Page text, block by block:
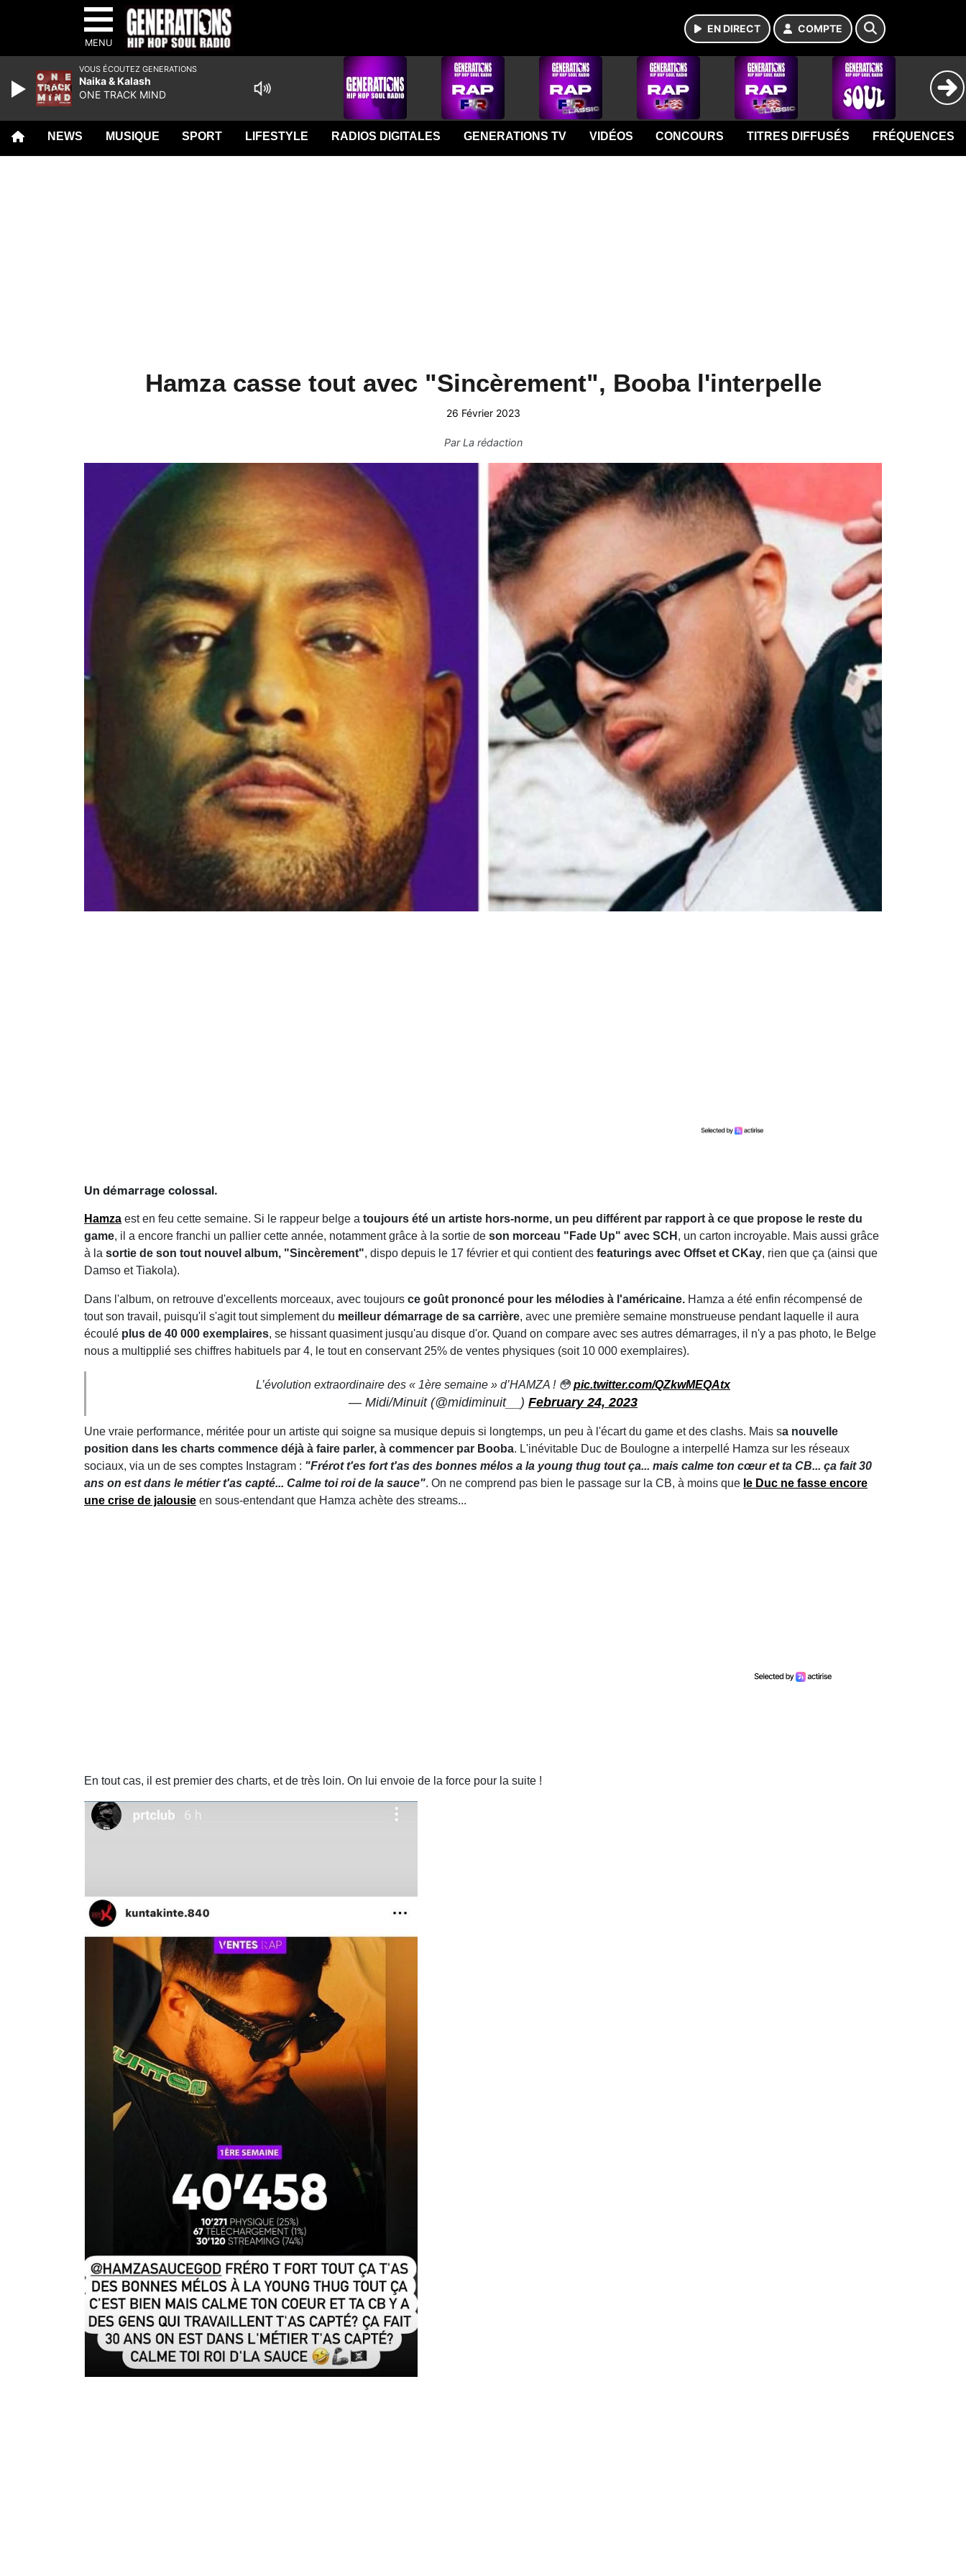
MENU
EN DIRECT COMPTE
NEWS MUSIQUE SPORT LIFESTYLE RADIOS DIGITALES GENERATIONS TV VIDÉOS CONCOURS TITRES DIFFUSÉS FRÉQUENCES
Hamza casse tout avec "Sincèrement", Booba l'interpelle
26 Février 2023
ParLa rédaction
Un démarrage colossal.
Hamza est en feu cette semaine. Si le rappeur belge a toujours été un artiste hors-norme, un peu différent par rapport à ce que propose le reste du
game, il a encore franchi un pallier cette année, notamment grâce à la sortie de son morceau "Fade Up" avec SCH , un carton incroyable. Mais aussi grâce
à la sortie de son tout nouvel album, "Sincèrement", dispo depuis le 17 février et qui contient des featurings avec Offset et CKay, rien que ça (ainsi que
Damso et Tiakola).
Dans l'album, on retrouve d'excellents morceaux, avec toujours ce goût prononcé pour les mélodies à l'américaine. Hamza a été enfin récompensé de
tout son travail, puisqu'il s'agit tout simplement du meilleur démarrage de sa carrière, avec une première semaine monstrueuse pendant laquelle il aura
écoulé plus de 40 000 exemplaires, se hissant quasiment jusqu'au disque d'or. Quand on compare avec ses autres démarrages, il n'y a pas photo, le Belge
nous a multipplié ses chiffres habituels par 4, le tout en conservant 25% de ventes physiques (soit 10 000 exemplaires).
L’évolution extraordinaire des « 1ère semaine » d’HAMZA ! 😳 pic.twitter.com/QZkwMEQAtx
— Midi/Minuit (@midiminuit__) February 24, 2023
Une vraie performance, méritée pour un artiste qui soigne sa musique depuis si longtemps, un peu à l'écart du game et des clashs. Mais sa nouvelle
position dans les charts commence déjà à faire parler, à commencer par Booba. L'inévitable Duc de Boulogne a interpellé Hamza sur les réseaux
sociaux, via un de ses comptes Instagram : "Frérot t'es fort t'as des bonnes mélos a la young thug tout ça... mais calme ton cœur et ta CB... ça fait 30
ans on est dans le métier t'as capté... Calme toi roi de la sauce". On ne comprend pas bien le passage sur la CB, à moins que le Duc ne fasse encore
une crise de jalousie en sous-entendant que Hamza achète des streams...
En tout cas, il est premier des charts, et de très loin. On lui envoie de la force pour la suite !
VOUS ÉCOUTEZ GENERATIONS
Naika & Kalash
ONE TRACK MIND